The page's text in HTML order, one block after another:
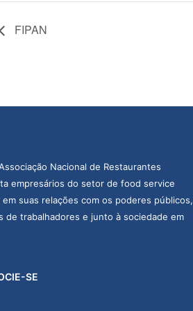
FIPAN
Nacional de Restaurantes
empresários do setor de food service
em suas relações com os poderes públicos,
de trabalhadores e junto à sociedade em
SE